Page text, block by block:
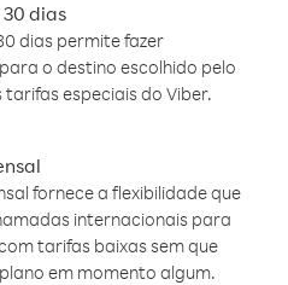
dias
dias permite fazer
o destino escolhido pelo
especiais do Viber.
fornece a flexibilidade que
internacionais para
tarifas baixas sem que
em momento algum.